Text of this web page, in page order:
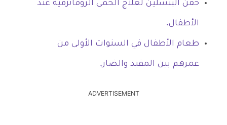
حقن البنسلين لعلاج الحمى الروماتزمية عند
الأطفال.
طعام الأطفال في السنوات الأولى من
عمرهم بين المفيد والضار.
ADVERTISEMENT